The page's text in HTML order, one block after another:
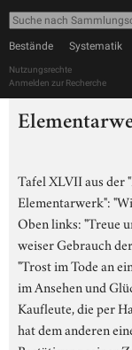
Bestände Systematik
Nutzungsrechte
Anmelden zur Recherche
Tafel XLVII aus der
Elementarwerk":
Oben links: "Treue
weiser Gebrauch
"Trost im Tode an
im Ansehen und
Kaufleute, die per
hat dem anderen